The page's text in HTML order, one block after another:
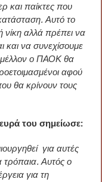
και παίκτες που
Αυτό το
νίκη αλλά πρέπει να
και να συνεχίσουμε
μέλλον ο ΠΑΟΚ θα
αφού
θα κρίνουν τους
του σημείωσε:
για αυτές
τρόπαια. Αυτός ο
για τη